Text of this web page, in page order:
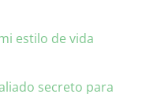
estilo de vida
secreto para